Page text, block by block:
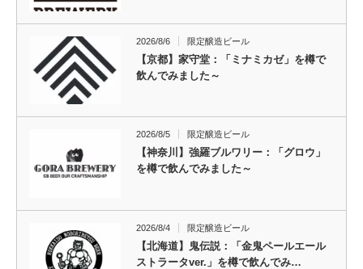
2026/8/6 限定醸造ビール
【京都】家守堂：「ミナミカゼ」を樽で
飲んでみました～
2026/8/5 限定醸造ビール
【神奈川】強羅ブルワリー：「グロウ」
を樽で飲んでみました～
2026/8/4 限定醸造ビール
【北海道】鬼伝説：「金鬼ペールエール
ストラータver.」を樽で飲んでみ…